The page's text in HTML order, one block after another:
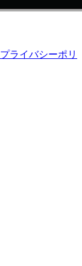
プライバシーポリ